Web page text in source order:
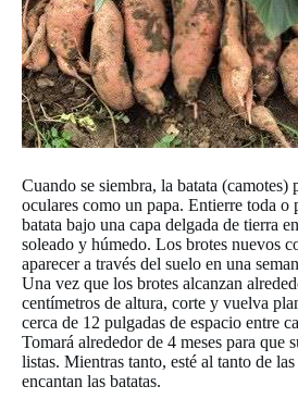
Cuando se siembra, la batata (camotes)
oculares como un papa. Entierre toda o
batata bajo una capa delgada de tierra
soleado y húmedo. Los brotes nuevos
aparecer a través del suelo en una
Una vez que los brotes alcanzan
centímetros de altura, corte y vuelva
cerca de 12 pulgadas de espacio entre
Tomará alrededor de 4 meses para que
listas. Mientras tanto, esté al tanto de
encantan las batatas.